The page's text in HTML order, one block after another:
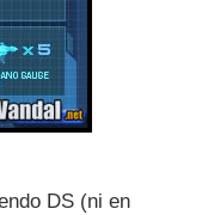
DS (ni en